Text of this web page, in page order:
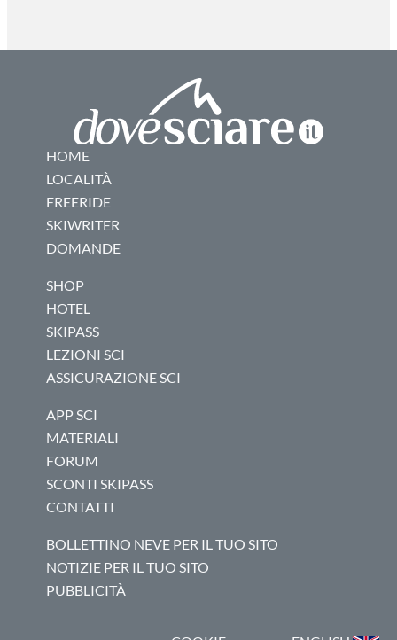
HOME
LOCALITÀ
FREERIDE
SKIWRITER
DOMANDE
SHOP
HOTEL
SKIPASS
LEZIONI SCI
ASSICURAZIONE SCI
APP SCI
MATERIALI
FORUM
SCONTI SKIPASS
CONTATTI
BOLLETTINO NEVE PER IL TUO SITO
NOTIZIE PER IL TUO SITO
PUBBLICITÀ